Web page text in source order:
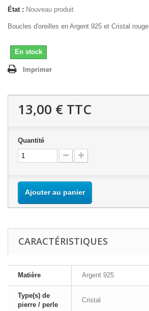
État : Nouveau produit
Boucles d'oreilles en Argent 925 et Cristal rouge
En stock
Imprimer
13,00 € TTC
Quantité
Ajouter au panier
CARACTÉRISTIQUES
Matière Argent 925
Type(s) de
pierre / perle
Cristal